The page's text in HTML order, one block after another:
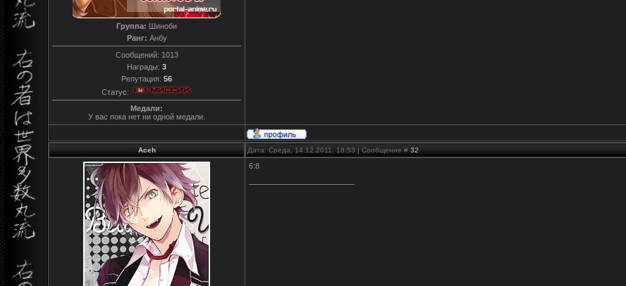
Группа: Шиноби
Ранг: Анбу
Сообщений: 1013
Награды: 3
Репутация: 56
Статус:
Медали:
У вас пока нет ни одной медали.
Aceh Дата: Среда, 14.12.2011, 18:53 | Сообщение # 32
6:8